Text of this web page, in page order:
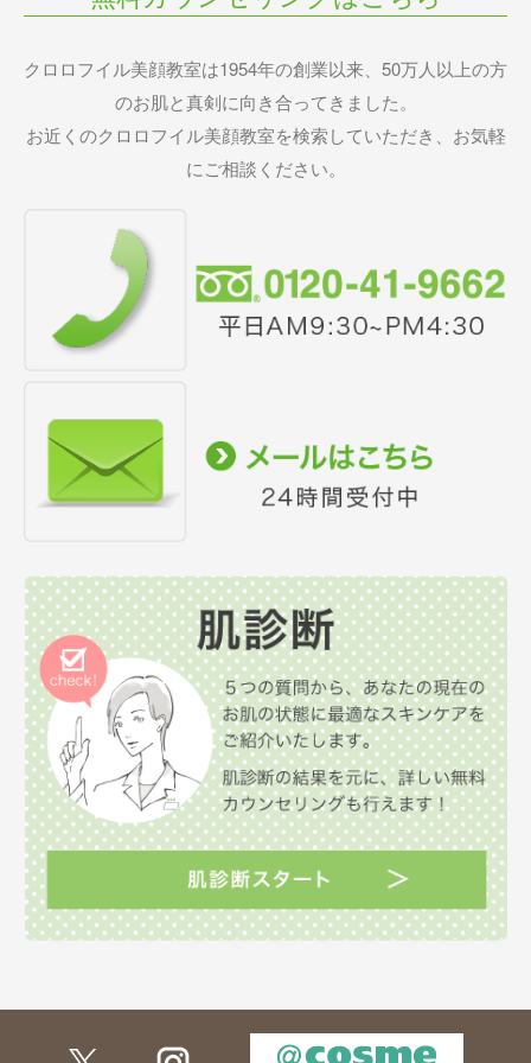
クロロフイル美顔教室は1954年の創業以来、50万人以上の方
のお肌と真剣に向き合ってきました。
お近くのクロロフイル美顔教室を検索していただき、お気軽
にご相談ください。